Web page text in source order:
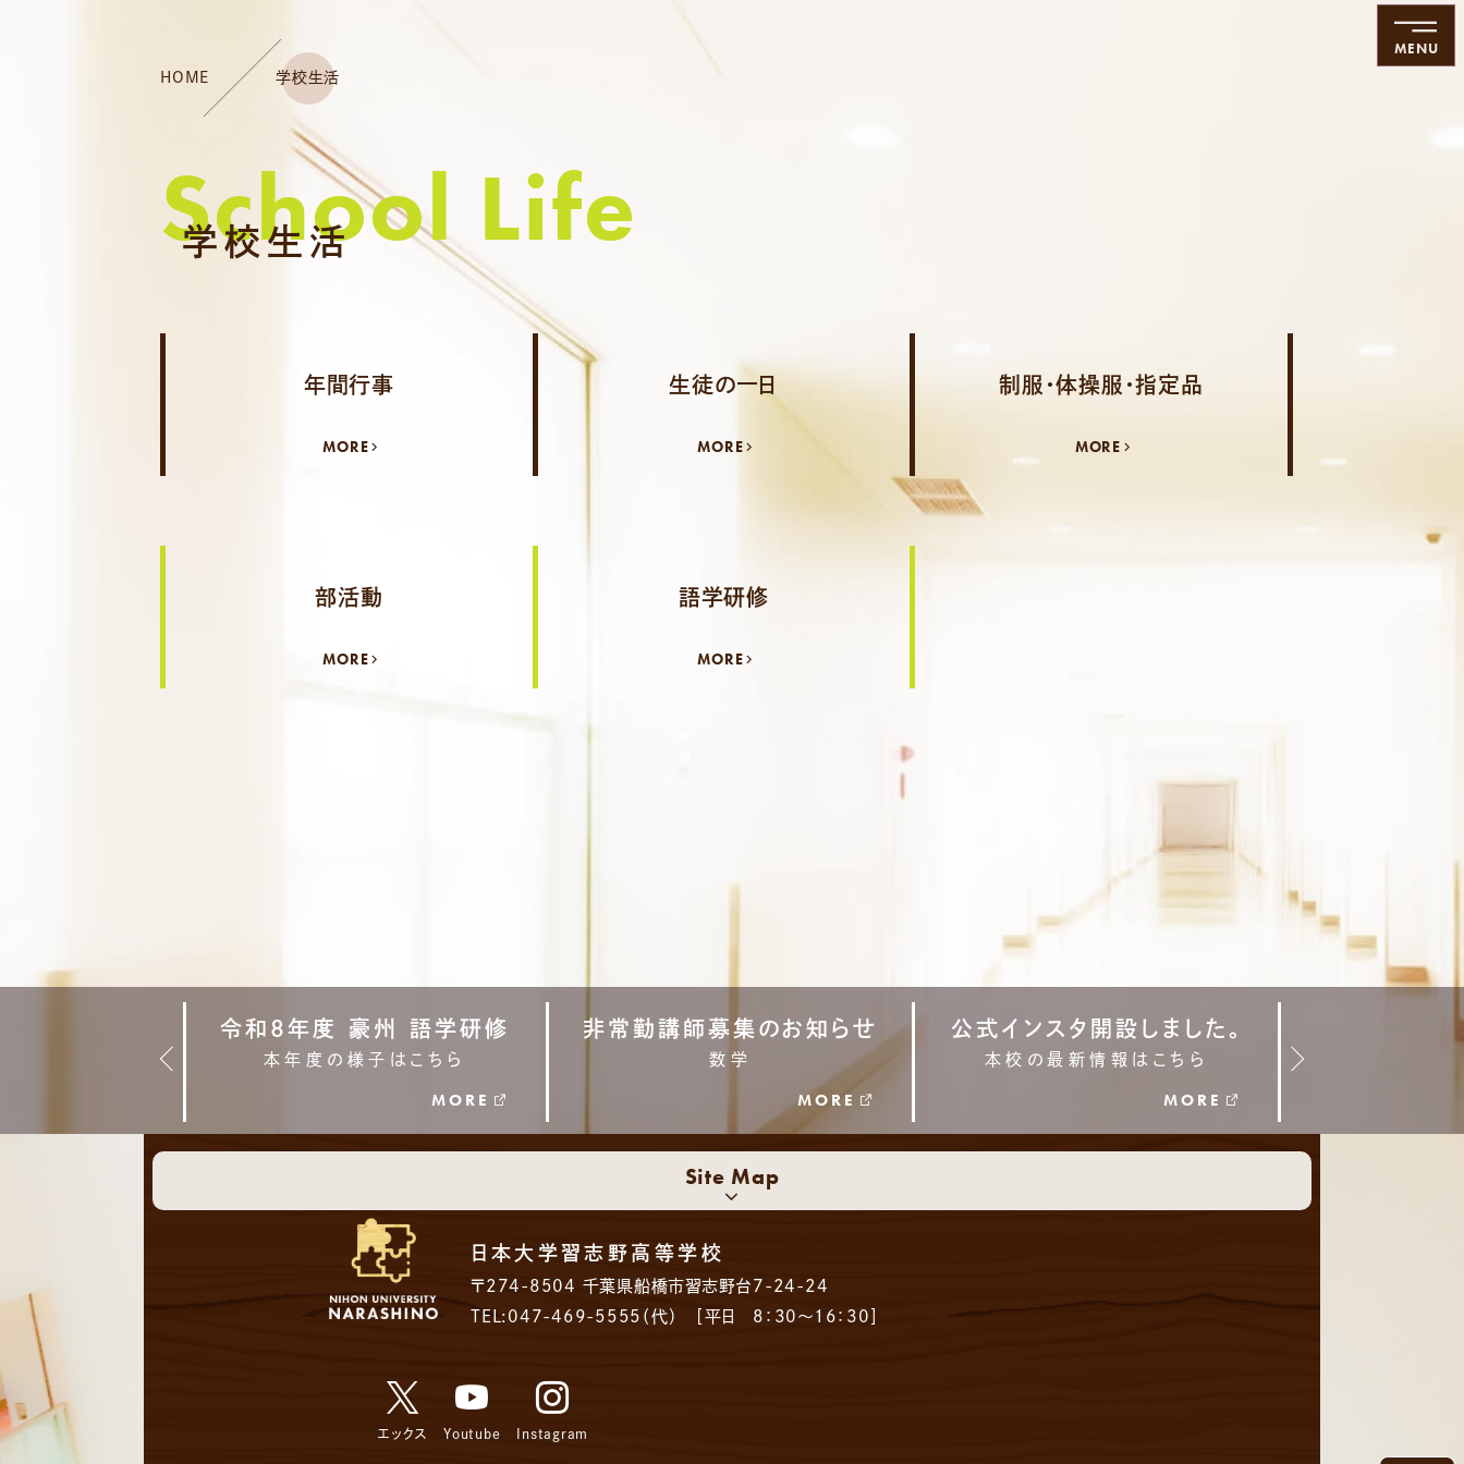
MENU
HOME 学校生活
学校生活
School Life
年間行事
MORE
生徒の一日
MORE
制服・体操服・指定品
MORE
部活動
MORE
語学研修
MORE
令和8年度 豪州 語学研修
本年度の様子はこちら
MORE
非常勤講師募集のお知らせ
数学
MORE
公式インスタ開設しました。
本校の最新情報はこちら
MORE
Site Map
日本大学習志野高等学校
〒274-8504 千葉県船橋市習志野台7-24-24
TEL:047-469-5555（代）
［平日 8：30～16：30］
エックス Youtube Instagram